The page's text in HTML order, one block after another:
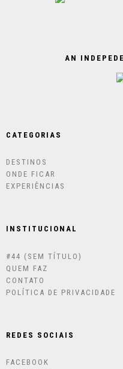
AN
CATEGORIAS
DESTINOS
ONDE FICAR
EXPERIÊNCIAS
INSTITUCIONAL
#44 (SEM TÍTULO)
QUEM FAZ
CONTATO
POLÍTICA DE PRIVACIDADE
REDES SOCIAIS
FACEBOOK